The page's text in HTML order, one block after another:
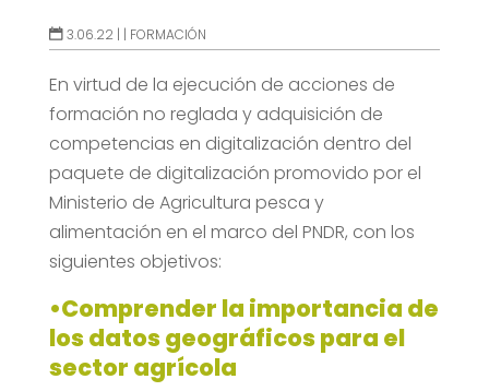
3.06.22 | | FORMACIÓN
En virtud de la ejecución de acciones de
formación no reglada y adquisición de
competencias en digitalización dentro del
paquete de digitalización promovido por el
Ministerio de Agricultura pesca y
alimentación en el marco del PNDR, con los
siguientes objetivos:
•Comprender la importancia de
los datos geográficos para el
sector agrícola